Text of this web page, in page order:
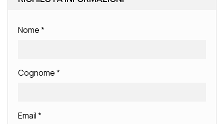
Nome*
Cognome*
Email*